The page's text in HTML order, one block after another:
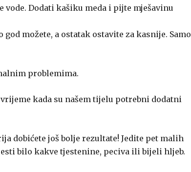
vode. Dodati kašiku meda i pijte mješavinu
možete, a ostatak ostavite za kasnije. Samo
problemima.
kada su našem tijelu potrebni dodatni
dobićete još bolje rezultate! Jedite pet malih
bilo kakve tjestenine, peciva ili bijeli hljeb.